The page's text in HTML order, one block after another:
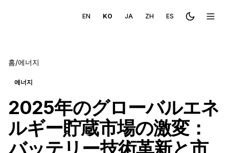
EN KO JA ZH ES Toggle메뉴
홈/에너지
에너지
2025年のグローバルエネ
ルギー貯蔵市場の激変：
バッテリー技術革新と市